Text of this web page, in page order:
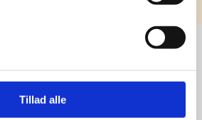
Tillad alle